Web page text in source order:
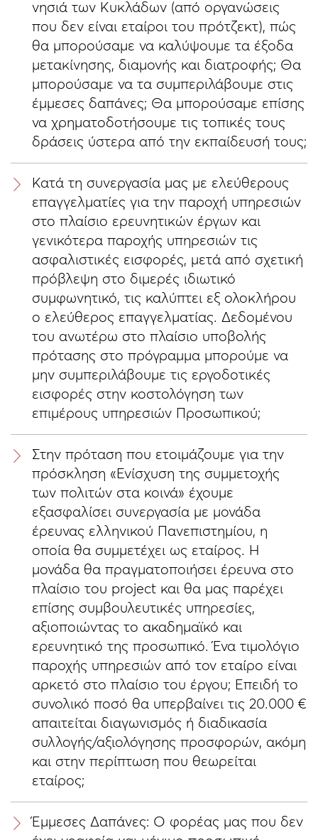
νησιά των Κυκλάδων (από οργανώσεις
που δεν είναι εταίροι του πρότζεκτ), πώς
θα μπορούσαμε να καλύψουμε τα έξοδα
μετακίνησης, διαμονής και διατροφής; Θα
μπορούσαμε να τα συμπεριλάβουμε στις
έμμεσες δαπάνες; Θα μπορούσαμε επίσης
να χρηματοδοτήσουμε τις τοπικές τους
δράσεις ύστερα από την εκπαίδευσή τους;
Κατά τη συνεργασία μας με ελεύθερους
επαγγελματίες για την παροχή υπηρεσιών
στο πλαίσιο ερευνητικών έργων και
γενικότερα παροχής υπηρεσιών τις
ασφαλιστικές εισφορές, μετά από σχετική
πρόβλεψη στο διμερές ιδιωτικό
συμφωνητικό, τις καλύπτει εξ ολοκλήρου
ο ελεύθερος επαγγελματίας. Δεδομένου
του ανωτέρω στο πλαίσιο υποβολής
πρότασης στο πρόγραμμα μπορούμε να
μην συμπεριλάβουμε τις εργοδοτικές
εισφορές στην κοστολόγηση των
επιμέρους υπηρεσιών Προσωπικού;
Στην πρόταση που ετοιμάζουμε για την
πρόσκληση «Ενίσχυση της συμμετοχής
των πολιτών στα κοινά» έχουμε
εξασφαλίσει συνεργασία με μονάδα
έρευνας ελληνικού Πανεπιστημίου, η
οποία θα συμμετέχει ως εταίρος. Η
μονάδα θα πραγματοποιήσει έρευνα στο
πλαίσιο του project και θα μας παρέχει
επίσης συμβουλευτικές υπηρεσίες,
αξιοποιώντας το ακαδημαϊκό και
ερευνητικό της προσωπικό. Ένα τιμολόγιο
παροχής υπηρεσιών από τον εταίρο είναι
αρκετό στο πλαίσιο του έργου; Επειδή το
συνολικό ποσό θα υπερβαίνει τις 20.000 €
απαιτείται διαγωνισμός ή διαδικασία
συλλογής/αξιολόγησης προσφορών, ακόμη
και στην περίπτωση που θεωρείται
εταίρος;
Έμμεσες Δαπάνες: Ο φορέας μας που δεν